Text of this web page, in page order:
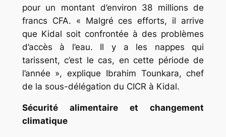
pour un montant d’environ 38 millions de
francs CFA. « Malgré ces efforts, il arrive
que Kidal soit confrontée à des problèmes
d’accès à l’eau. Il y a les nappes qui
tarissent, c’est le cas, en cette période de
l’année », explique Ibrahim Tounkara, chef
de la sous-délégation du CICR à Kidal.
Sécurité alimentaire et changement
climatique